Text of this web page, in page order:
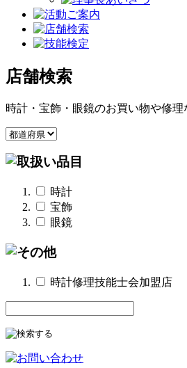
店舗検索
時計・宝飾・眼鏡のお買い物や修
時計
宝飾
眼鏡
時計修理技能士会加盟店